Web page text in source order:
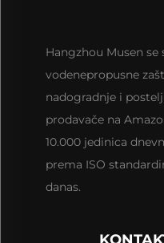
Hangzhou Musen
vodenepropusne
nadogradnje i
prodavače na
10.000 jedinica
prema ISO
danas.